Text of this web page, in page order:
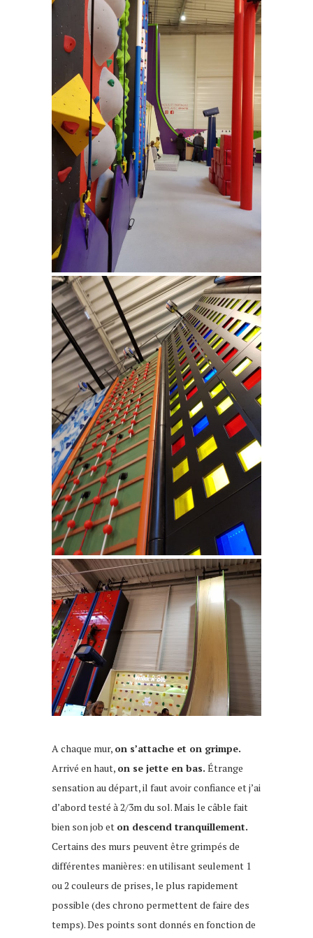
A chaque mur, on s’attache et on grimpe.
Arrivé en haut, on se jette en bas. Étrange
sensation au départ, il faut avoir confiance et j’ai
d’abord testé à 2/3m du sol. Mais le câble fait
bien son job et on descend tranquillement.
Certains des murs peuvent être grimpés de
différentes manières: en utilisant seulement 1
ou 2 couleurs de prises, le plus rapidement
possible (des chrono permettent de faire des
temps). Des points sont donnés en fonction de